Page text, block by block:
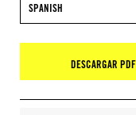
SPANISH
DESCARGAR PDF